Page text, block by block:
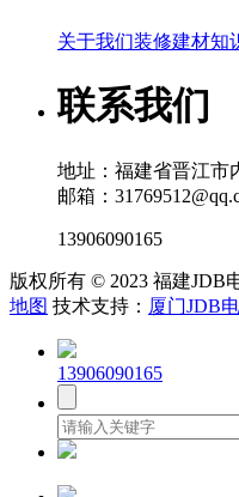
关于我们装修建材知
联系我们
地址：福建省晋江市
邮箱：
13906090165
版权所有 © 2023 福建JDB
地图 技术支持： 厦门JDB
13906090165